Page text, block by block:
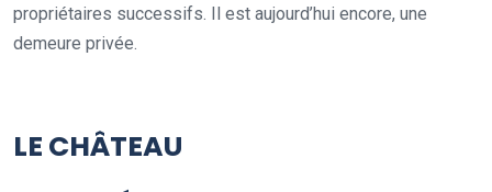
propriétaires successifs. Il est aujourd’hui encore, une
demeure privée.
LE CHÂTEAU